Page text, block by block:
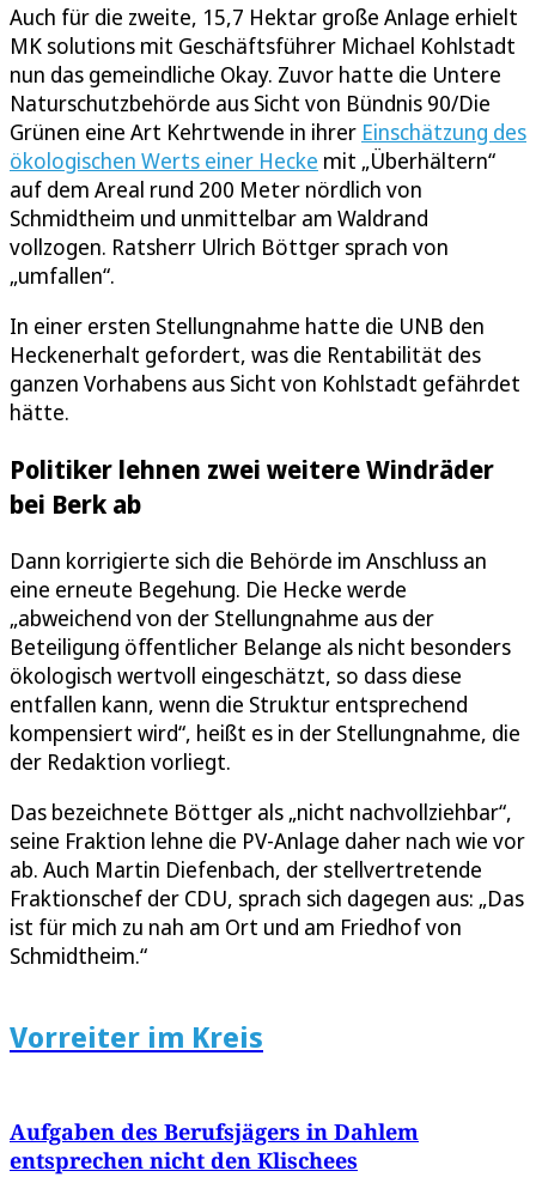
Auch für die zweite, 15,7 Hektar große Anlage erhielt
MK solutions mit Geschäftsführer Michael Kohlstadt
nun das gemeindliche Okay. Zuvor hatte die Untere
Naturschutzbehörde aus Sicht von Bündnis 90/Die
Grünen eine Art Kehrtwende in ihrer Einschätzung des
ökologischen Werts einer Hecke mit „Überhältern“
auf dem Areal rund 200 Meter nördlich von
Schmidtheim und unmittelbar am Waldrand
vollzogen. Ratsherr Ulrich Böttger sprach von
„umfallen“.
In einer ersten Stellungnahme hatte die UNB den
Heckenerhalt gefordert, was die Rentabilität des
ganzen Vorhabens aus Sicht von Kohlstadt gefährdet
hätte.
Politiker lehnen zwei weitere Windräder
bei Berk ab
Dann korrigierte sich die Behörde im Anschluss an
eine erneute Begehung. Die Hecke werde
„abweichend von der Stellungnahme aus der
Beteiligung öffentlicher Belange als nicht besonders
ökologisch wertvoll eingeschätzt, so dass diese
entfallen kann, wenn die Struktur entsprechend
kompensiert wird“, heißt es in der Stellungnahme, die
der Redaktion vorliegt.
Das bezeichnete Böttger als „nicht nachvollziehbar“,
seine Fraktion lehne die PV-Anlage daher nach wie vor
ab. Auch Martin Diefenbach, der stellvertretende
Fraktionschef der CDU, sprach sich dagegen aus: „Das
ist für mich zu nah am Ort und am Friedhof von
Schmidtheim.“
Vorreiter im Kreis
Aufgaben des Berufsjägers in Dahlem
entsprechen nicht den Klischees